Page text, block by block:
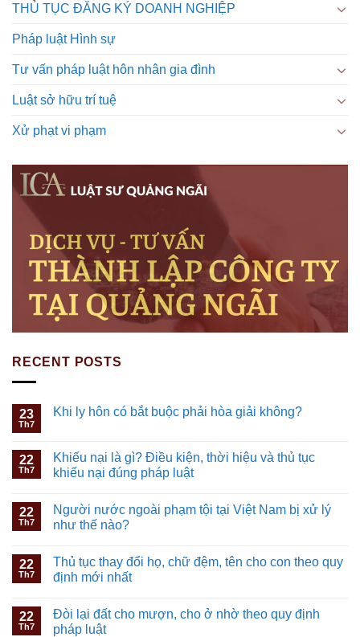
THỦ TỤC ĐĂNG KÝ DOANH NGHIỆP
Pháp luật Hình sự
Tư vấn pháp luật hôn nhân gia đình
Luật sở hữu trí tuệ
Xử phạt vi phạm
RECENT POSTS
23
Th7
Khi ly hôn có bắt buộc phải hòa giải không?
22
Th7
Khiếu nại là gì? Điều kiện, thời hiệu và thủ tục
khiếu nại đúng pháp luật
22
Th7
Người nước ngoài phạm tội tại Việt Nam bị xử lý
như thế nào?
22
Th7
Thủ tục thay đổi họ, chữ đệm, tên cho con theo quy
định mới nhất
22
Th7
Đòi lại đất cho mượn, cho ở nhờ theo quy định
pháp luật